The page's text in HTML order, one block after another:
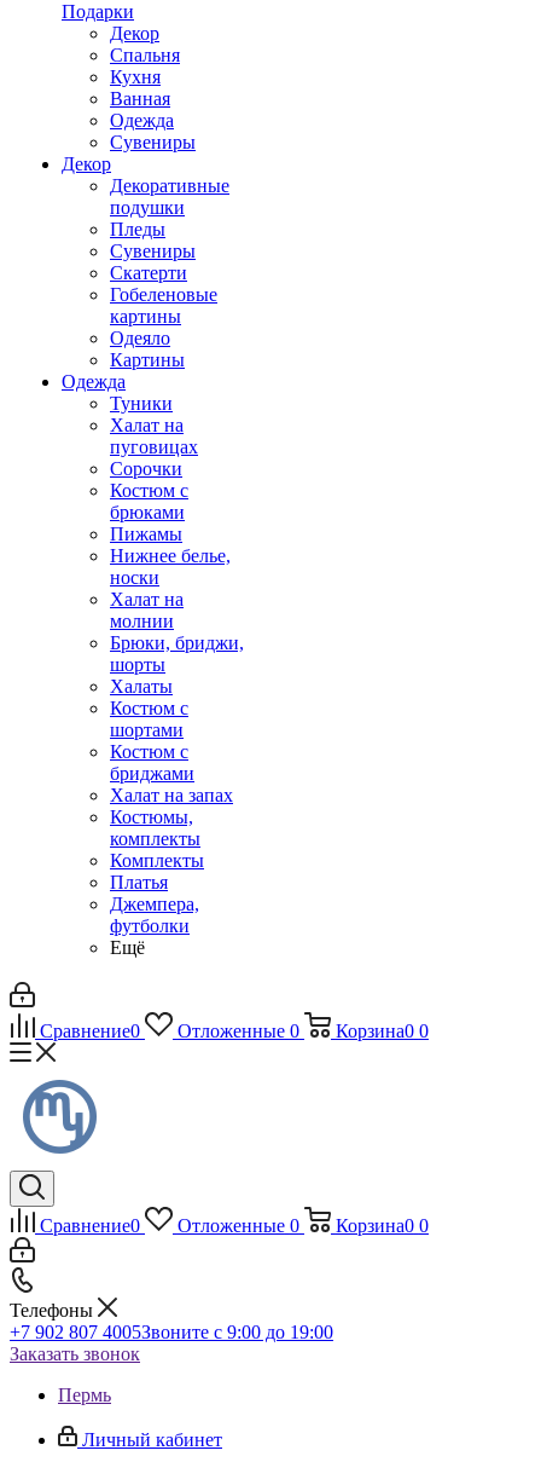
Подарки
Декор
Спальня
Кухня
Ванная
Одежда
Сувениры
Декор
Декоративные
подушки
Пледы
Сувениры
Скатерти
Гобеленовые
картины
Одеяло
Картины
Одежда
Туники
Халат на
пуговицах
Сорочки
Костюм с
брюками
Пижамы
Нижнее белье,
носки
Халат на
молнии
Брюки, бриджи,
шорты
Халаты
Костюм с
шортами
Костюм с
бриджами
Халат на запах
Костюмы,
комплекты
Комплекты
Платья
Джемпера,
футболки
Ещё
Сравнение0 Отложенные 0 Корзина0 0
Сравнение0 Отложенные 0 Корзина0 0
Телефоны
+7 902 807 4005Звоните с 9:00 до 19:00
Заказать звонок
Пермь
Личный кабинет